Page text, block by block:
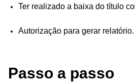
Ter realizado a baixa do título
Autorização para gerar relatório.
Passo a passo